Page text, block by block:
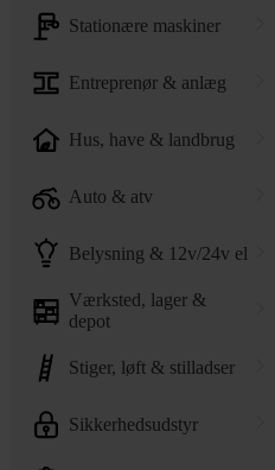
stationære maskiner
entreprenør & anlæg
hus, have & landbrug
auto & atv
belysning & 12v/24v el
værksted, lager &
depot
stiger, løft & stilladser
sikkerhedsudstyr